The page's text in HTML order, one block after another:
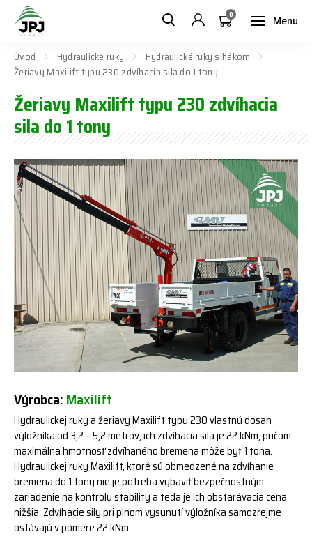
Menu
0
Úvod Hydraulické ruky
Hydraulické ruky s hákom
Žeriavy Maxilift typu 230 zdvíhacia sila do 1 tony
Žeriavy Maxilift typu 230 zdvíhacia
sila do 1 tony
Výrobca:Maxilift
Hydraulickej ruky a žeriavy Maxilift typu 230 vlastnú dosah
výložníka od 3,2 – 5,2 metrov, ich zdvíhacia sila je 22 kNm, pričom
maximálna hmotnosť zdvíhaného bremena môže byť 1 tona.
Hydraulickej ruky Maxilift, ktoré sú obmedzené na zdvíhanie
bremena do 1 tony nie je potreba vybaviť bezpečnostným
zariadenie na kontrolu stability a teda je ich obstarávacia cena
nižšia. Zdvíhacie sily pri plnom vysunutí výložníka samozrejme
ostávajú v pomere 22 kNm.